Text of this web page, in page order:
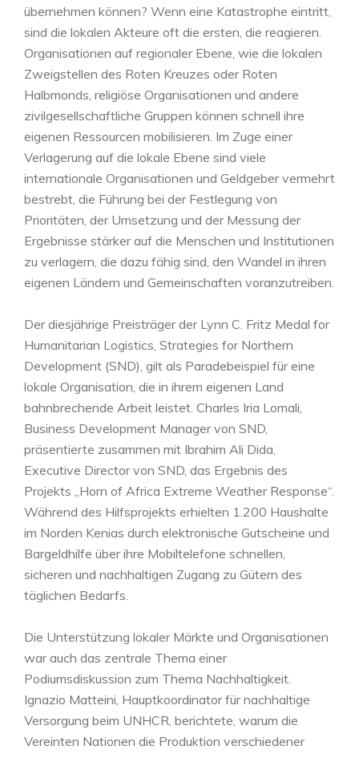
übernehmen können? Wenn eine Katastrophe eintritt,
sind die lokalen Akteure oft die ersten, die reagieren.
Organisationen auf regionaler Ebene, wie die lokalen
Zweigstellen des Roten Kreuzes oder Roten
Halbmonds, religiöse Organisationen und andere
zivilgesellschaftliche Gruppen können schnell ihre
eigenen Ressourcen mobilisieren. Im Zuge einer
Verlagerung auf die lokale Ebene sind viele
internationale Organisationen und Geldgeber vermehrt
bestrebt, die Führung bei der Festlegung von
Prioritäten, der Umsetzung und der Messung der
Ergebnisse stärker auf die Menschen und Institutionen
zu verlagern, die dazu fähig sind, den Wandel in ihren
eigenen Ländern und Gemeinschaften voranzutreiben.
Der diesjährige Preisträger der Lynn C. Fritz Medal for
Humanitarian Logistics, Strategies for Northern
Development (SND), gilt als Paradebeispiel für eine
lokale Organisation, die in ihrem eigenen Land
bahnbrechende Arbeit leistet. Charles Iria Lomali,
Business Development Manager von SND,
präsentierte zusammen mit Ibrahim Ali Dida,
Executive Director von SND, das Ergebnis des
Projekts „Horn of Africa Extreme Weather Response“.
Während des Hilfsprojekts erhielten 1.200 Haushalte
im Norden Kenias durch elektronische Gutscheine und
Bargeldhilfe über ihre Mobiltelefone schnellen,
sicheren und nachhaltigen Zugang zu Gütern des
täglichen Bedarfs.
Die Unterstützung lokaler Märkte und Organisationen
war auch das zentrale Thema einer
Podiumsdiskussion zum Thema Nachhaltigkeit.
Ignazio Matteini, Hauptkoordinator für nachhaltige
Versorgung beim UNHCR, berichtete, warum die
Vereinten Nationen die Produktion verschiedener